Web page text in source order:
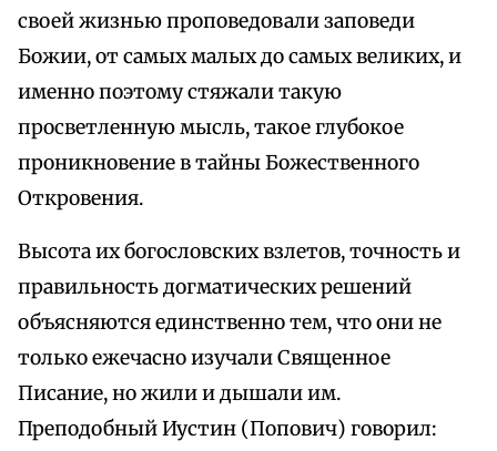
своей жизнью проповедовали заповеди
Божии, от самых малых до самых великих, и
именно поэтому стяжали такую
просветленную мысль, такое глубокое
проникновение в тайны Божественного
Откровения.
Высота их богословских взлетов, точность и
правильность догматических решений
объясняются единственно тем, что они не
только ежечасно изучали Священное
Писание, но жили и дышали им.
Преподобный Иустин (Попович) говорил: